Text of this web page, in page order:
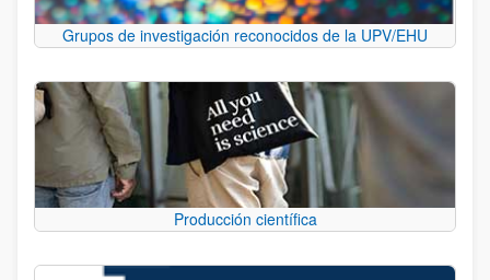
Grupos de investigación reconocidos de la UPV/EHU
Producción científica